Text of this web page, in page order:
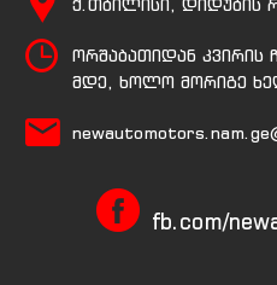
ქ.თბილისი, დიდუბის
ორშაბათიდან
მდე, ხოლო მორიგე
fb.com/